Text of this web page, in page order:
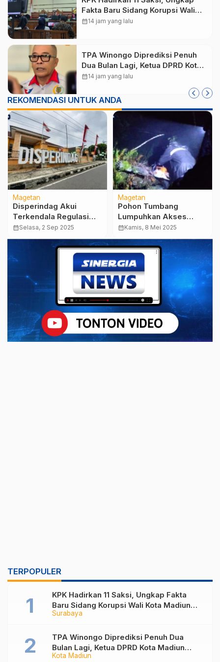
Fakta Baru Sidang Korupsi Wali
Kota Madiun Nonaktif Maidi
calendar_month14 jam yang lalu
TPA Winongo Diprediksi Penuh
Dua Bulan Lagi, Ketua DPRD Kota
Madiun Desak Pemkot Percepat
calendar_month14 jam yang lalu
REKOMENDASI UNTUK ANDA
Magetan
Disperindag Akui
Terkendala Regulasi
untuk Ambil Alih Kios
Kosong Pasar Baru
calendar_monthSelasa, 2 Sep 2025
Magetan
Pohon Tumbang
Lumpuhkan Akses
Jalan Menuju Telaga
Sarangan, Listrik Padam
calendar_monthKamis, 8 Mei 2025
TERPOPULER
Surabaya
KPK Hadirkan 11 Saksi, Ungkap Fakta
Baru Sidang Korupsi Wali Kota Madiun
Nonaktif Maidi
Kota Madiun
TPA Winongo Diprediksi Penuh Dua
Bulan Lagi, Ketua DPRD Kota Madiun
Desak Pemkot Percepat Penanganan